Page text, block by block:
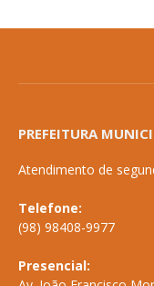
PREFEITURA
Atendimento de
Telefone:
(98) 98408-9977
Presencial: